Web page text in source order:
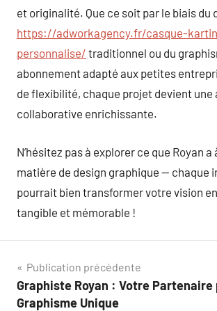
et originalité. Que ce soit par le biais du
https://adworkagency.fr/casque-
personnalise/ traditionnel ou du
abonnement adapté aux petites
de flexibilité, chaque projet devient une
collaborative enrichissante.
N’hésitez pas à explorer ce que Royan
matière de design graphique — chaque
pourrait bien transformer votre vision
tangible et mémorable !
Navigation
de
Publication précédente
Graphiste Royan : Votre Partenaire
Graphisme Unique